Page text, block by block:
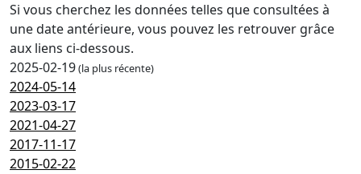
Si vous cherchez les données telles que consultées à
une date antérieure, vous pouvez les retrouver grâce
aux liens ci-dessous.
2025-02-19(la plus récente)
2024-05-14
2023-03-17
2021-04-27
2017-11-17
2015-02-22